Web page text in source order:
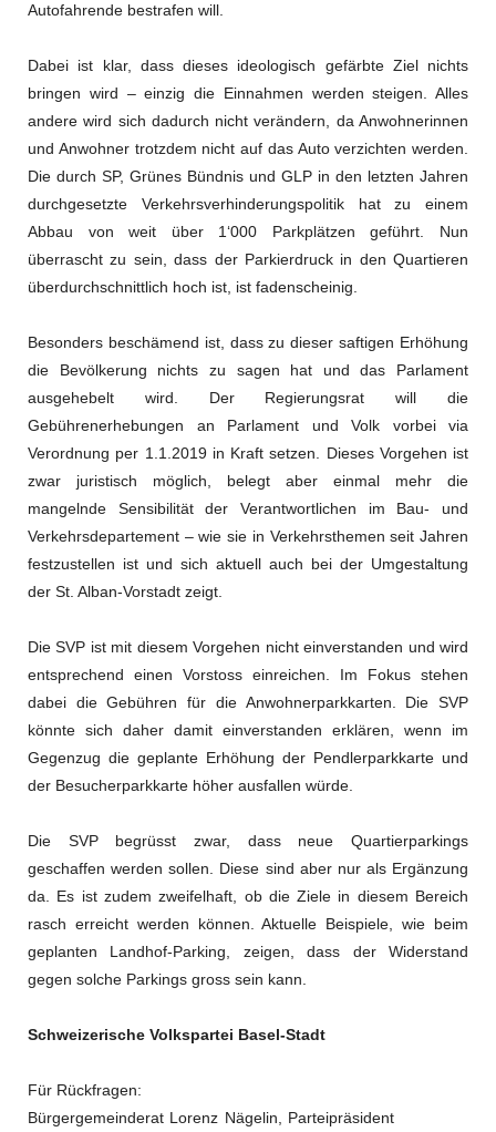
Autofahrende bestrafen will.
Dabei ist klar, dass dieses ideologisch gefärbte Ziel nichts
bringen wird – einzig die Einnahmen werden steigen. Alles
andere wird sich dadurch nicht verändern, da Anwohnerinnen
und Anwohner trotzdem nicht auf das Auto verzichten werden.
Die durch SP, Grünes Bündnis und GLP in den letzten Jahren
durchgesetzte Verkehrsverhinderungspolitik hat zu einem
Abbau von weit über 1‘000 Parkplätzen geführt. Nun
überrascht zu sein, dass der Parkierdruck in den Quartieren
überdurchschnittlich hoch ist, ist fadenscheinig.
Besonders beschämend ist, dass zu dieser saftigen Erhöhung
die Bevölkerung nichts zu sagen hat und das Parlament
ausgehebelt wird. Der Regierungsrat will die
Gebührenerhebungen an Parlament und Volk vorbei via
Verordnung per 1.1.2019 in Kraft setzen. Dieses Vorgehen ist
zwar juristisch möglich, belegt aber einmal mehr die
mangelnde Sensibilität der Verantwortlichen im Bau- und
Verkehrsdepartement – wie sie in Verkehrsthemen seit Jahren
festzustellen ist und sich aktuell auch bei der Umgestaltung
der St. Alban-Vorstadt zeigt.
Die SVP ist mit diesem Vorgehen nicht einverstanden und wird
entsprechend einen Vorstoss einreichen. Im Fokus stehen
dabei die Gebühren für die Anwohnerparkkarten. Die SVP
könnte sich daher damit einverstanden erklären, wenn im
Gegenzug die geplante Erhöhung der Pendlerparkkarte und
der Besucherparkkarte höher ausfallen würde.
Die SVP begrüsst zwar, dass neue Quartierparkings
geschaffen werden sollen. Diese sind aber nur als Ergänzung
da. Es ist zudem zweifelhaft, ob die Ziele in diesem Bereich
rasch erreicht werden können. Aktuelle Beispiele, wie beim
geplanten Landhof-Parking, zeigen, dass der Widerstand
gegen solche Parkings gross sein kann.
Schweizerische Volkspartei Basel-Stadt
Für Rückfragen:
Bürgergemeinderat Lorenz Nägelin, Parteipräsident